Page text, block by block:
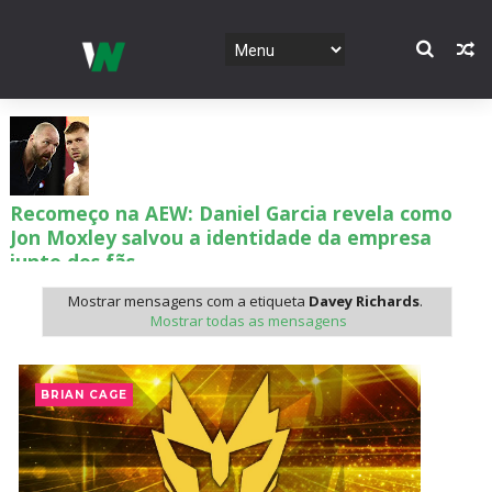
Recomeço na AEW: Daniel Garcia revela como
Jon Moxley salvou a identidade da empresa
junto dos fãs
SCSA867-Aug 07 2026
Drama no SummerSlam 2026: WWE esteve perto
de interromper combate de Brie Bella após
lesão grave no ombro
SCSA867-Aug 07 2026
Mostrar mensagens com a etiqueta Davey Richards.
Mostrar todas as mensagens
BRIAN CAGE